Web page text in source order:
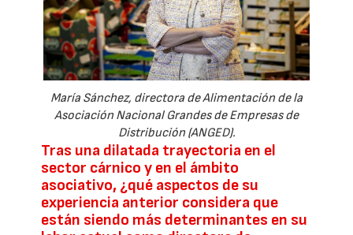
María Sánchez, directora de Alimentación de la
Asociación Nacional Grandes de Empresas de
Distribución (ANGED).
Tras una dilatada trayectoria en el
sector cárnico y en el ámbito
asociativo, ¿qué aspectos de su
experiencia anterior considera que
están siendo más determinantes en su